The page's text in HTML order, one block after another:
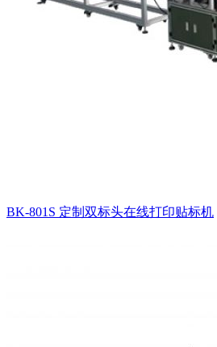
BK-801S 定制双标头在线打印贴标机